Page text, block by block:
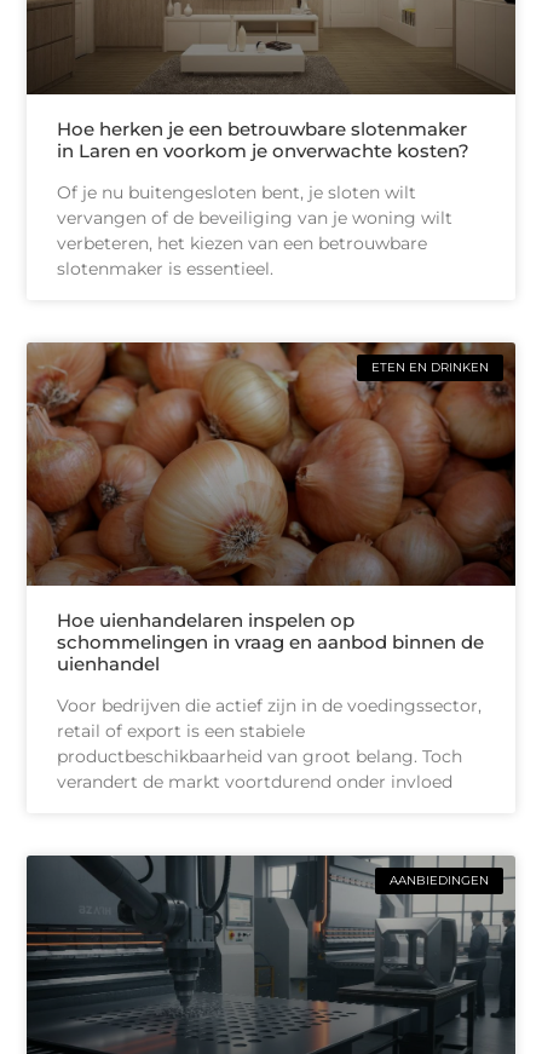
Hoe herken je een betrouwbare slotenmaker
in Laren en voorkom je onverwachte kosten?
Of je nu buitengesloten bent, je sloten wilt
vervangen of de beveiliging van je woning wilt
verbeteren, het kiezen van een betrouwbare
slotenmaker is essentieel.
ETEN EN DRINKEN
Hoe uienhandelaren inspelen op
schommelingen in vraag en aanbod binnen de
uienhandel
Voor bedrijven die actief zijn in de voedingssector,
retail of export is een stabiele
productbeschikbaarheid van groot belang. Toch
verandert de markt voortdurend onder invloed
AANBIEDINGEN